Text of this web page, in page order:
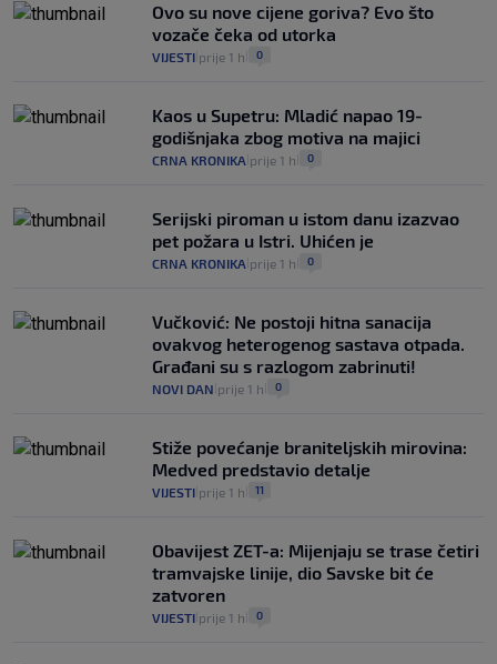
Ovo su nove cijene goriva? Evo što
vozače čeka od utorka
VIJESTI prije 1 h 0
Kaos u Supetru: Mladić napao 19-
godišnjaka zbog motiva na majici
CRNA KRONIKA prije 1 h 0
Serijski piroman u istom danu izazvao
pet požara u Istri. Uhićen je
CRNA KRONIKA prije 1 h 0
Vučković: Ne postoji hitna sanacija
ovakvog heterogenog sastava otpada.
Građani su s razlogom zabrinuti!
NOVI DAN prije 1 h 0
Stiže povećanje braniteljskih mirovina:
Medved predstavio detalje
VIJESTI prije 1 h 11
Obavijest ZET-a: Mijenjaju se trase četiri
tramvajske linije, dio Savske bit će
zatvoren
VIJESTI prije 1 h 0